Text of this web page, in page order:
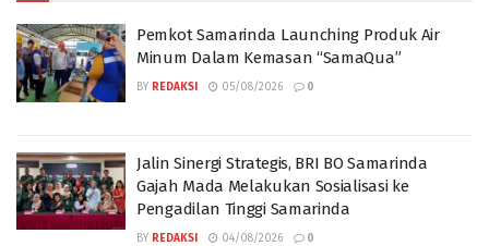
Pemkot Samarinda Launching Produk Air
Minum Dalam Kemasan “SamaQua”
BY REDAKSI 05/08/2026 0
Jalin Sinergi Strategis, BRI BO Samarinda
Gajah Mada Melakukan Sosialisasi ke
Pengadilan Tinggi Samarinda
BY REDAKSI 04/08/2026 0